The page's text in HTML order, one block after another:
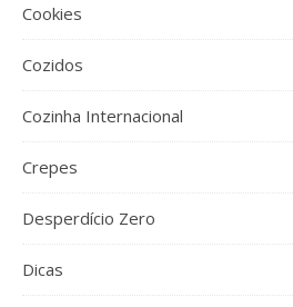
Cookies
Cozidos
Cozinha Internacional
Crepes
Desperdício Zero
Dicas